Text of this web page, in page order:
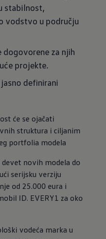
stabilnost,
vodstvo u području
za njih
projekte.
definirani
će se ojačati
struktura i ciljanim
portfolia modela
novih modela do
serijsku verziju
od 25.000 eura i
ID. EVERY1 za oko
vodeća marka u